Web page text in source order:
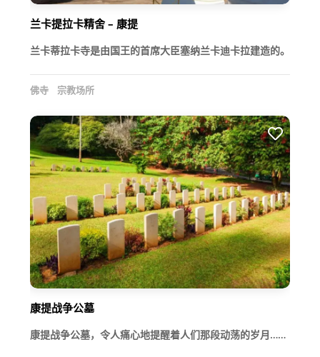
兰卡提拉卡精舍 – 康提
兰卡蒂拉卡寺是由国王的首席大臣塞纳兰卡迪卡拉建造的。
佛寺 宗教场所
康提战争公墓
康提战争公墓，令人痛心地提醒着人们那段动荡的岁月……